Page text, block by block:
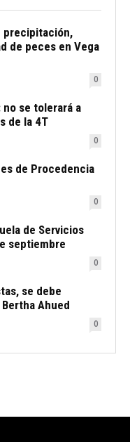
precipitación,
de peces en Vega
0
se tolerará a
de la 4T
0
de Procedencia
0
de Servicios
septiembre
0
se debe
Ahued
0